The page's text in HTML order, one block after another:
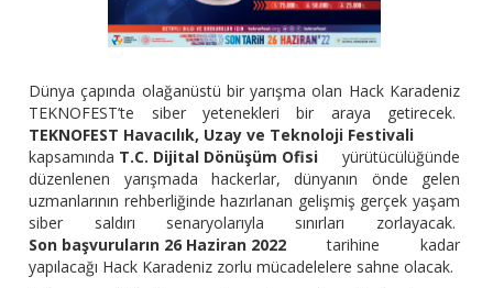
Dünya çapında olağanüstü bir yarışma olan Hack Karadeniz
TEKNOFEST’te siber yetenekleri bir araya getirecek.
TEKNOFEST Havacılık, Uzay ve Teknoloji Festivali
kapsamında T.C. Dijital Dönüşüm Ofisi yürütücülüğünde
düzenlenen yarışmada hackerlar, dünyanın önde gelen
uzmanlarının rehberliğinde hazırlanan gelişmiş gerçek yaşam
siber saldırı senaryolarıyla sınırları zorlayacak.
Son başvuruların 26 Haziran 2022 tarihine kadar
yapılacağı Hack Karadeniz zorlu mücadelelere sahne olacak.